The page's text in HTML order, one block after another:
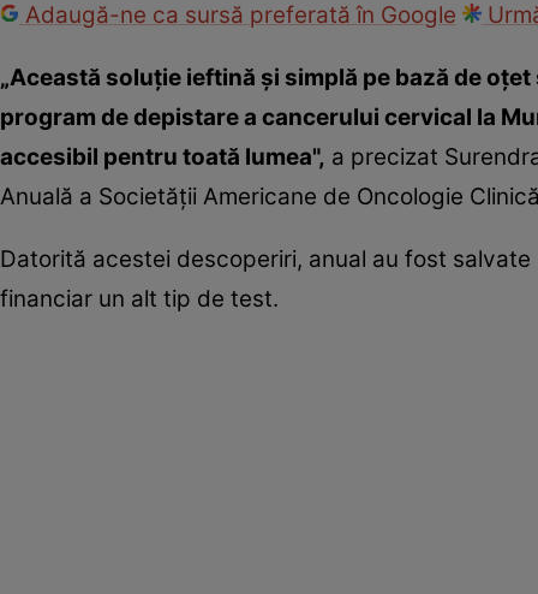
Adaugă-ne ca sursă preferată în Google
„Această soluţie ieftină şi simplă pe bază de
program de depistare a cancerului cervical la
accesibil pentru toată lumea", a precizat
Anuală a Societăţii Americane de Oncologie
Datorită acestei descoperiri, anual au fost
financiar un alt tip de test.